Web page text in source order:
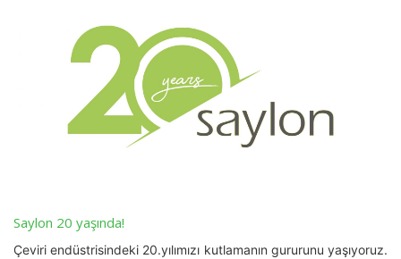
Saylon 20 yaşında!
Çeviri endüstrisindeki 20.yılımızı kutlamanın gururunu yaşıyoruz.